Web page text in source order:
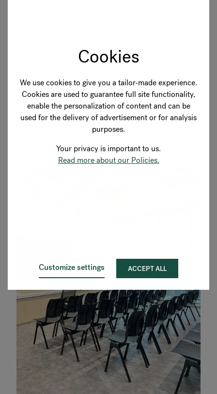
Cookies
We use cookies to give you a tailor-made experience.
Cookies are used to guarantee full site functionality,
enable the personalization of content and can be
used for the delivery of advertisement or for analysis
purposes.
Your privacy is important to us.
Read more about our Policies.
Customize settings ACCEPT ALL
speciaal opgezet in een natuurlijke 'botsingszone'
HÅG Conventio Wing stoelen werden gekozen voor de
grote vergaderruimte voor bedrijfsbrede...
MEER LEZEN